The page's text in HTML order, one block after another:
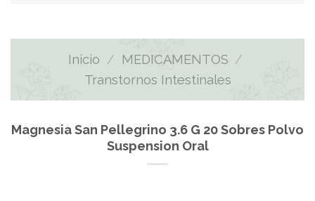
Inicio / MEDICAMENTOS /
Transtornos Intestinales
Magnesia San Pellegrino 3.6 G 20 Sobres Polvo
Suspension Oral